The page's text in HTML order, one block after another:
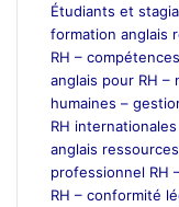
Étudiants et
formation anglais
RH –
anglais pour RH –
humaines –
RH internationales
anglais
professionnel RH
RH – conformité